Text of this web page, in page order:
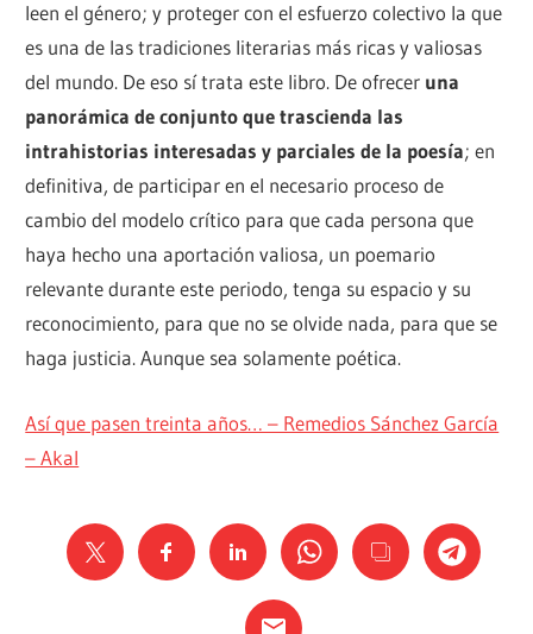
leen el género; y proteger con el esfuerzo colectivo la que
es una de las tradiciones literarias más ricas y valiosas
del mundo. De eso sí trata este libro. De ofrecer una
panorámica de conjunto que trascienda las
intrahistorias interesadas y parciales de la poesía; en
definitiva, de participar en el necesario proceso de
cambio del modelo crítico para que cada persona que
haya hecho una aportación valiosa, un poemario
relevante durante este periodo, tenga su espacio y su
reconocimiento, para que no se olvide nada, para que se
haga justicia. Aunque sea solamente poética.
Así que pasen treinta años… – Remedios Sánchez García
– Akal